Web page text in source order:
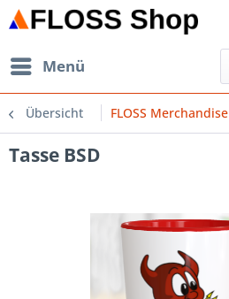
Menü
Übersicht FLOSS Merchandise
Tasse BSD